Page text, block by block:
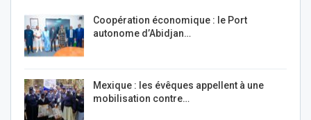
Coopération économique : le Port
autonome d’Abidjan…
Mexique : les évêques appellent à une
mobilisation contre…